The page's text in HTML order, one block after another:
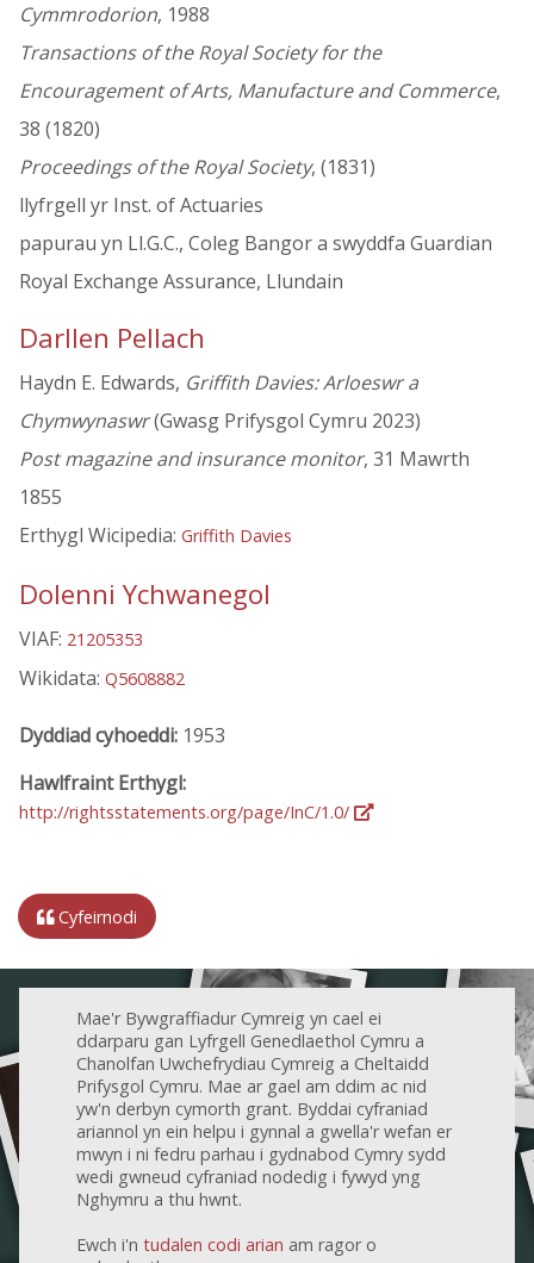
Cymmrodorion, 1988
Transactions of the Royal Society for the
Encouragement of Arts, Manufacture and Commerce,
38 (1820)
Proceedings of the Royal Society, (1831)
llyfrgell yr Inst. of Actuaries
papurau yn Ll.G.C., Coleg Bangor a swyddfa Guardian
Royal Exchange Assurance, Llundain
Darllen Pellach
Haydn E. Edwards, Griffith Davies: Arloeswr a
Chymwynaswr(Gwasg Prifysgol Cymru 2023)
Post magazine and insurance monitor, 31 Mawrth
1855
Erthygl Wicipedia: Griffith Davies
Dolenni Ychwanegol
VIAF: 21205353
Wikidata: Q5608882
Dyddiad cyhoeddi: 1953
Hawlfraint Erthygl:
http://rightsstatements.org/page/InC/1.0/
Cyfeirnodi
Mae'r Bywgraffiadur Cymreig yn cael ei
ddarparu gan Lyfrgell Genedlaethol Cymru a
Chanolfan Uwchefrydiau Cymreig a Cheltaidd
Prifysgol Cymru. Mae ar gael am ddim ac nid
yw'n derbyn cymorth grant. Byddai cyfraniad
ariannol yn ein helpu i gynnal a gwella'r wefan er
mwyn i ni fedru parhau i gydnabod Cymry sydd
wedi gwneud cyfraniad nodedig i fywyd yng
Nghymru a thu hwnt.
Ewch i'n tudalen codi arian am ragor o